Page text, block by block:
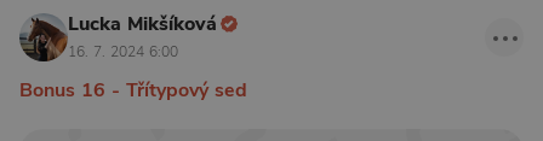
Lucka Mikšíková
16. 7. 2024 6:00
Bonus 16 - Třítypový sed